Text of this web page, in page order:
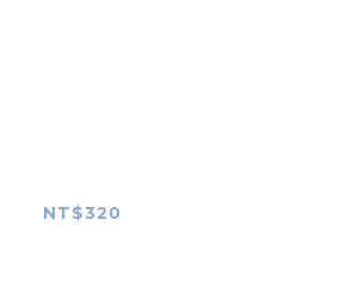
NT$320